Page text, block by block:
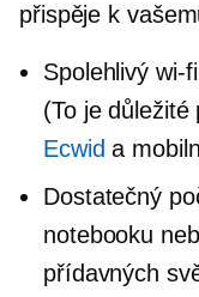
přispěje k
Spolehlivý wi-fi
(To je důležité
Ecwid a
Dostatečný
notebooku
přídavných